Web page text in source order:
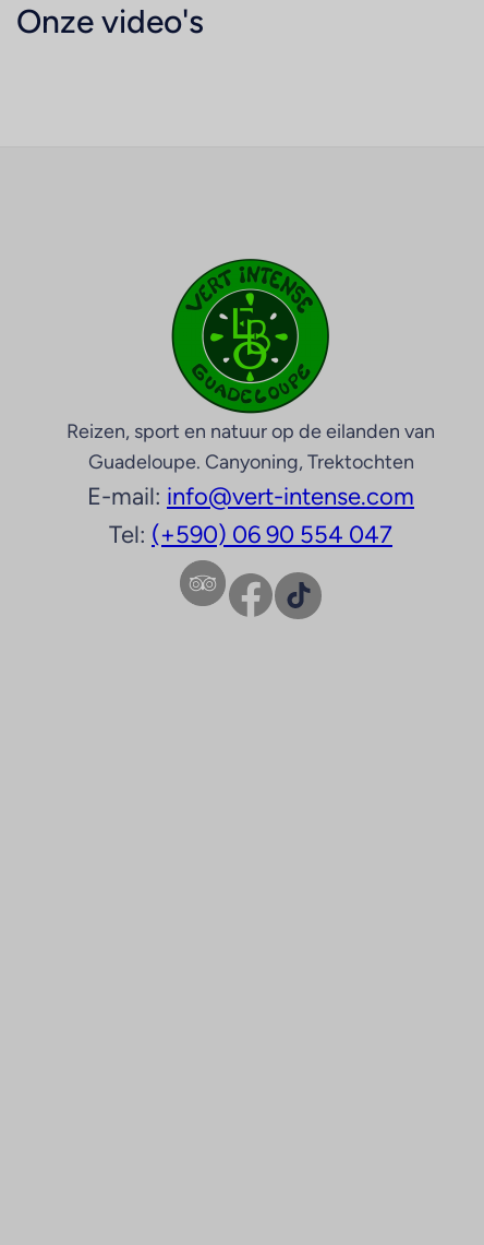
Onze video's
Reizen, sport en natuur op de eilanden van
Guadeloupe. Canyoning, Trektochten
E-mail: info@vert-intense.com
Tel: (+590) 06 90 554 047
Facebook TikTok